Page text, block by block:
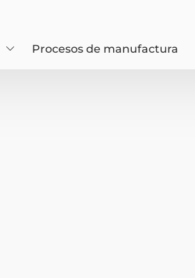
Procesos de manufactura